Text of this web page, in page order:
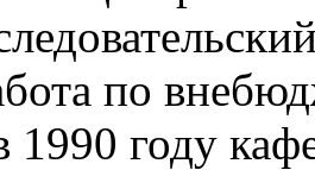
по
1990 году